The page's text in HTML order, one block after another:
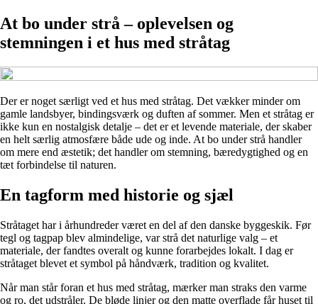
At bo under strå – oplevelsen og
stemningen i et hus med stråtag
Der er noget særligt ved et hus med stråtag. Det vækker minder om
gamle landsbyer, bindingsværk og duften af sommer. Men et stråtag er
ikke kun en nostalgisk detalje – det er et levende materiale, der skaber
en helt særlig atmosfære både ude og inde. At bo under strå handler
om mere end æstetik; det handler om stemning, bæredygtighed og en
tæt forbindelse til naturen.
En tagform med historie og sjæl
Stråtaget har i århundreder været en del af den danske byggeskik. Før
tegl og tagpap blev almindelige, var strå det naturlige valg – et
materiale, der fandtes overalt og kunne forarbejdes lokalt. I dag er
stråtaget blevet et symbol på håndværk, tradition og kvalitet.
Når man står foran et hus med stråtag, mærker man straks den varme
og ro, det udstråler. De bløde linjer og den matte overflade får huset til